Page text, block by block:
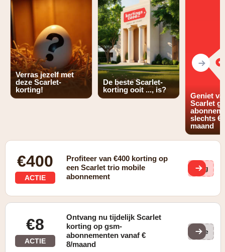
Verras jezelf met
deze Scarlet-
korting!
De beste Scarlet-
korting ooit ..., is?
Geniet
Scarlet
slechts €
maand
€400
ACTIE
Profiteer van €400 korting op
een Scarlet trio mobile
abonnement
Hxg
€8
ACTIE
Ontvang nu tijdelijk Scarlet
korting op gsm-
abonnementen vanaf €
8/maand
(ge